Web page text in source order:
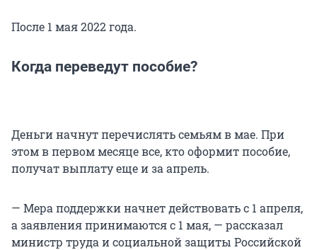
После 1 мая 2022 года.
Когда переведут пособие?
Деньги начнут перечислять семьям в мае. При
этом в первом месяце все, кто оформит пособие,
получат выплату еще и за апрель.
— Мера поддержки начнет действовать с 1 апреля,
а заявления принимаются с 1 мая, — рассказал
министр труда и социальной защиты Российской